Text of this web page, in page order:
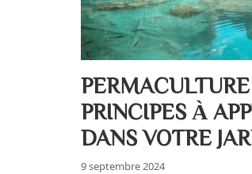
PRINCIPES À
DANS VOTRE
9 septembre 2024